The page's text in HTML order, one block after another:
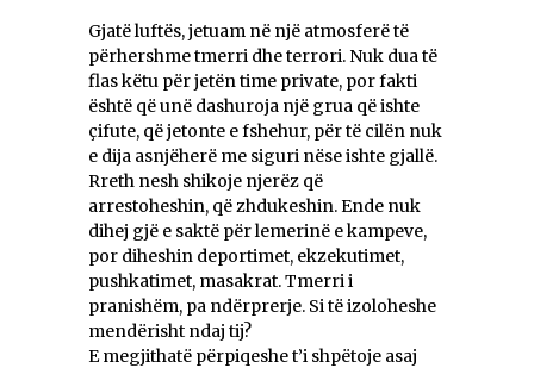
Gjatë luftës, jetuam në një atmosferë të
përhershme tmerri dhe terrori. Nuk dua të
flas këtu për jetën time private, por fakti
është që unë dashuroja një grua që ishte
çifute, që jetonte e fshehur, për të cilën nuk
e dija asnjëherë me siguri nëse ishte gjallë.
Rreth nesh shikoje njerëz që
arrestoheshin, që zhdukeshin. Ende nuk
dihej gjë e saktë për lemerinë e kampeve,
por diheshin deportimet, ekzekutimet,
pushkatimet, masakrat. Tmerri i
pranishëm, pa ndërprerje. Si të izoloheshe
mendërisht ndaj tij?
E megjithatë përpiqeshe t’i shpëtoje asaj